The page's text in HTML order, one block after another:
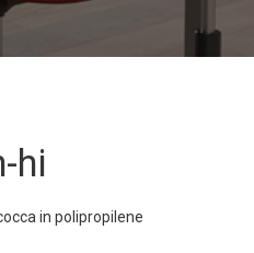
hi
in polipropilene